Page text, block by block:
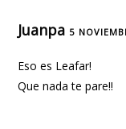
Juanpa 5
Eso es Leafar!
Que nada te pare!!